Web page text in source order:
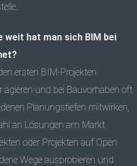
weit hat man sich BIM bei
ersten BIM-Projekten
agieren und bei Bauvorhaben oft
Planungstiefen mitwirken,
an Lösungen am Markt
oder Projekten auf Open
Wege ausprobieren und